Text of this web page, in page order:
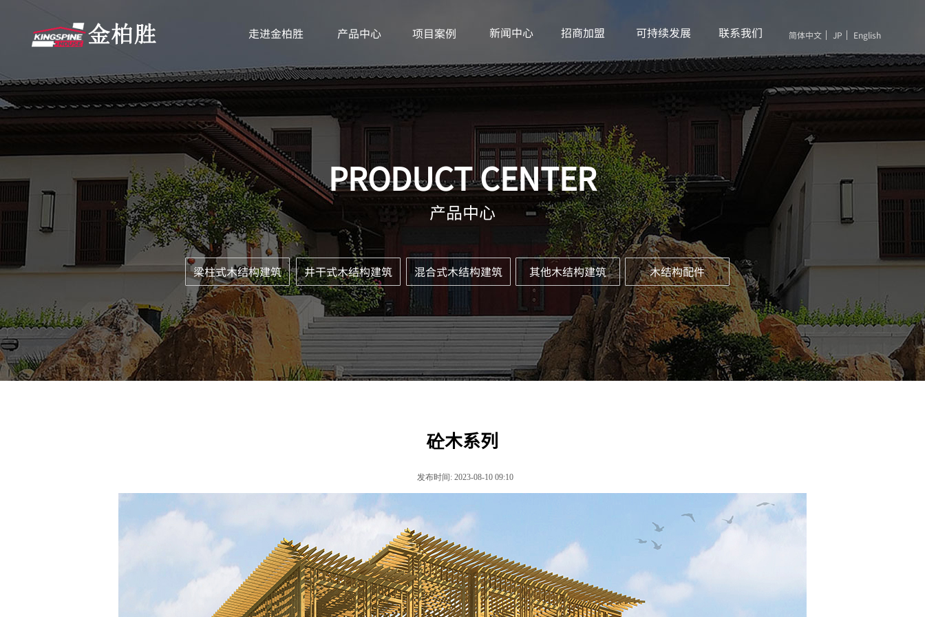
木结构配件
井干式木结构建筑 混合式木结构建筑 其他木结构建筑
走进金柏胜 产品中心
梁柱式木结构建筑
PRODUCT CENTER
联系我们
产品中心
招商加盟 可持续发展
新闻中心
项目案例 简体中文 JP English
砼木系列
发布时间: 2023-08-10 09:10